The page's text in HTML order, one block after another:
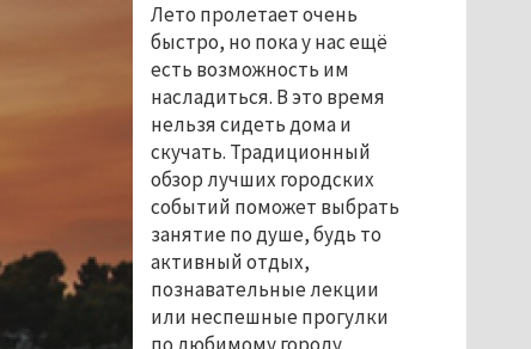
Лето пролетает очень
быстро, но пока у нас ещё
есть возможность им
насладиться. В это время
нельзя сидеть дома и
скучать. Традиционный
обзор лучших городских
событий поможет выбрать
занятие по душе, будь то
активный отдых,
познавательные лекции
или неспешные прогулки